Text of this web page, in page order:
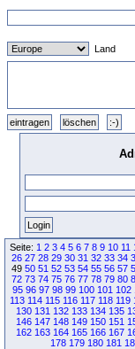
Land
Seite: 1 2 3 4 5 6 7 8 9 10 11
26 27 28 29 30 31 32 33 34
49 50 51 52 53 54 55 56 57
72 73 74 75 76 77 78 79 80
95 96 97 98 99 100 101 102
113 114 115 116 117 118 119
130 131 132 133 134 135
146 147 148 149 150 151
162 163 164 165 166 167
178 179 180 181